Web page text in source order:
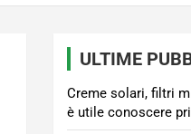
ULTIME
Creme solari, filtri
è utile conoscere